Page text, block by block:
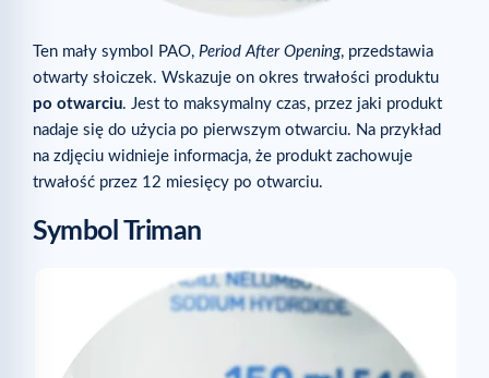
Ten mały symbol PAO, Period After Opening, przedstawia
otwarty słoiczek. Wskazuje on okres trwałości produktu
po otwarciu. Jest to maksymalny czas, przez jaki produkt
nadaje się do użycia po pierwszym otwarciu. Na przykład
na zdjęciu widnieje informacja, że produkt zachowuje
trwałość przez 12 miesięcy po otwarciu.
Symbol Triman